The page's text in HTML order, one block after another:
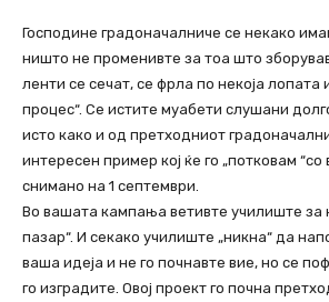
Господине градоначалниче се некако
ништо не променивте за тоа што
ленти се сечат, се фрла по некоја лопата
процес“. Се истите муабети слушани
исто како и од претходниот
интересен пример кој ќе го „потковам
снимано на 1 септември.
Во вашата кампања ветивте училиште за
пазар“. И секако училиште „никна“ да
ваша идеја и не го почнавте вие, но се
го изградите. Овој проект го почна